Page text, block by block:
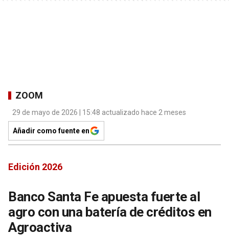
ZOOM
29 de mayo de 2026 | 15:48 actualizado hace 2 meses
Añadir como fuente en
Edición 2026
Banco Santa Fe apuesta fuerte al
agro con una batería de créditos en
Agroactiva